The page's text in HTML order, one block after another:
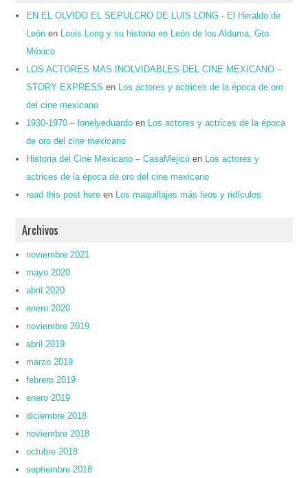
EN EL OLVIDO EL SEPULCRO DE LUIS LONG - El Heraldo de
León en
Louis Long y su historia en León de los Aldama, Gto.
México
LOS ACTORES MAS INOLVIDABLES DEL CINE MEXICANO –
STORY EXPRESS en
Los actores y actrices de la época de oro
del cine mexicano
1930-1970 – lonelyeduardo en
Los actores y actrices de la época
de oro del cine mexicano
Historia del Cine Mexicano – CasaMejicú en
Los actores y
actrices de la época de oro del cine mexicano
read this post here en Los maquillajes más feos y ridículos
Archivos
noviembre 2021
mayo 2020
abril 2020
enero 2020
noviembre 2019
abril 2019
marzo 2019
febrero 2019
enero 2019
diciembre 2018
noviembre 2018
octubre 2018
septiembre 2018